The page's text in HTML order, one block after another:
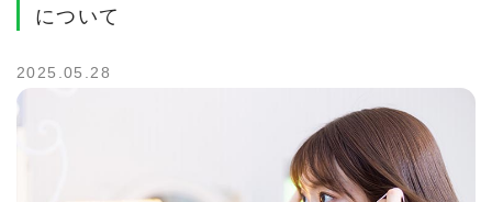
について
2025.05.28